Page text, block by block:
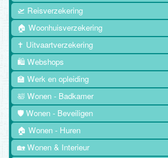
🛫 Reisverzekering
🏠 Woonhuisverzekering
✝️ Uitvaartverzekering
🛍️ Webshops
🏫 Werk en opleiding
🛀 Wonen - Badkamer
🛡️ Wonen - Beveiligen
🏠 Wonen - Huren
🏡 Wonen & Interieur